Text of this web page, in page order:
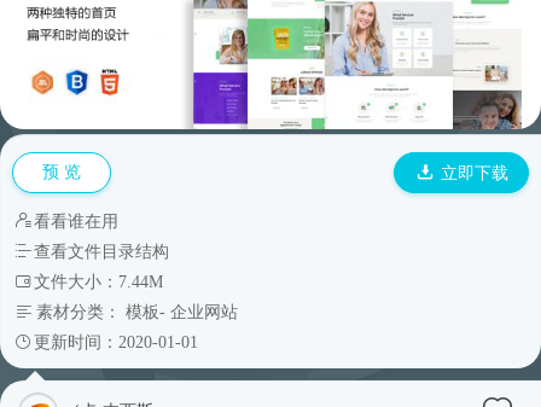
预 览 立即下载
看看谁在用
查看文件目录结构
文件大小：7.44M
素材分类： 模板- 企业网站
更新时间：2020-01-01